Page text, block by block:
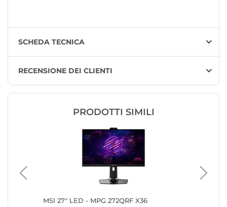
SCHEDA TECNICA
RECENSIONE DEI CLIENTI
PRODOTTI SIMILI
MSI 27" LED - MPG 272QRF X36